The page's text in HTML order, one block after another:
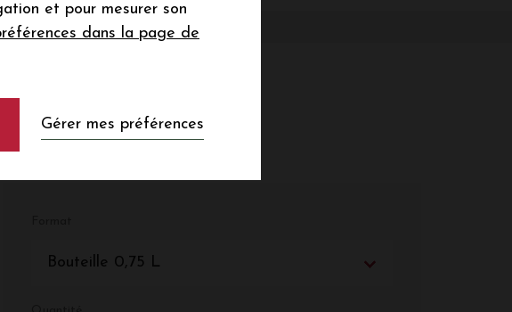
et pour mesurer son
dans la page de
Gérer mes préférences
2021
Bouteille 0,75 L
de recevoir la newsletter de la